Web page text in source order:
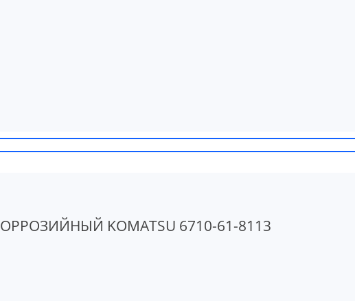
KOMATSU 6710-61-8113